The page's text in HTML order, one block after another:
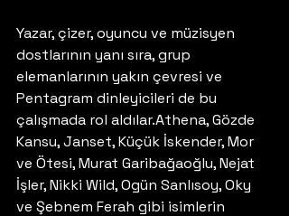
Yazar, çizer, oyuncu ve müzisyen
dostlarının yanı sıra, grup
elemanlarının yakın çevresi ve
Pentagram dinleyicileri de bu
çalışmada rol aldılar.Athena, Gözde
Kansu, Janset, Küçük İskender, Mor
ve Ötesi, Murat Garibağaoğlu, Nejat
İşler, Nikki Wild, Ogün Sanlısoy, Oky
ve Şebnem Ferah gibi isimlerin